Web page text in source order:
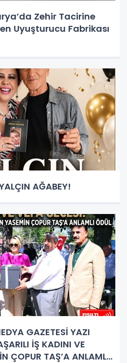
Zehir Tacirine
Uyuşturucu Fabrikası
AĞABEY!
GAZETESİ YAZI
İŞ KADINI VE
ÇOPUR TAŞ’A ANLAMLI